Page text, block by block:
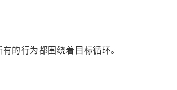
行为都围绕着目标循环。